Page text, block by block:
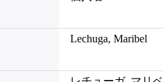
Lechuga, Maribel